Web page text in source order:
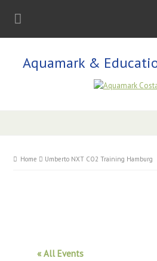
Aquamark &
Home Umberto NXT CO2 Training Hamburg
« All Events